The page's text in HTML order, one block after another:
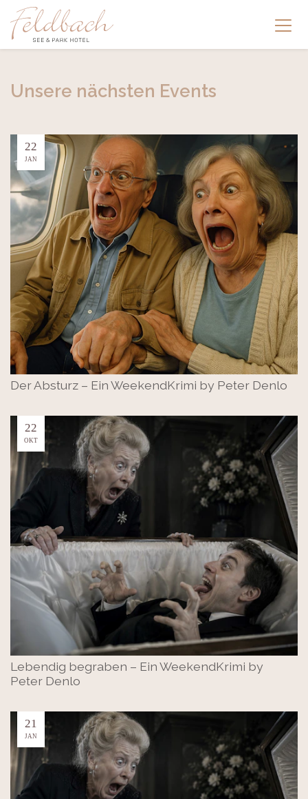
Unsere nächsten Events
22
JAN
Der Absturz – Ein WeekendKrimi by Peter Denlo
22
OKT
Lebendig begraben – Ein WeekendKrimi by
Peter Denlo
21
JAN